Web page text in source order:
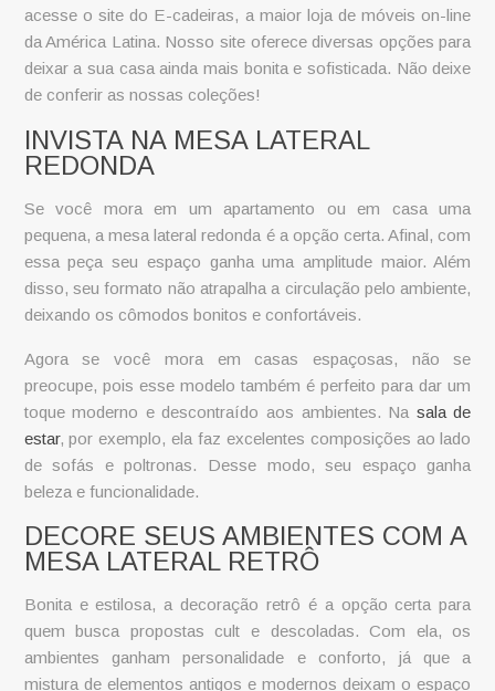
acesse o site do E-cadeiras, a maior loja de móveis on-line
da América Latina. Nosso site oferece diversas opções para
deixar a sua casa ainda mais bonita e sofisticada. Não deixe
de conferir as nossas coleções!
INVISTA NA MESA LATERAL
REDONDA
Se você mora em um apartamento ou em casa uma
pequena, a mesa lateral redonda é a opção certa. Afinal, com
essa peça seu espaço ganha uma amplitude maior. Além
disso, seu formato não atrapalha a circulação pelo ambiente,
deixando os cômodos bonitos e confortáveis.
Agora se você mora em casas espaçosas, não se
preocupe, pois esse modelo também é perfeito para dar um
toque moderno e descontraído aos ambientes. Na sala de
estar, por exemplo, ela faz excelentes composições ao lado
de sofás e poltronas. Desse modo, seu espaço ganha
beleza e funcionalidade.
DECORE SEUS AMBIENTES COM A
MESA LATERAL RETRÔ
Bonita e estilosa, a decoração retrô é a opção certa para
quem busca propostas cult e descoladas. Com ela, os
ambientes ganham personalidade e conforto, já que a
mistura de elementos antigos e modernos deixam o espaço